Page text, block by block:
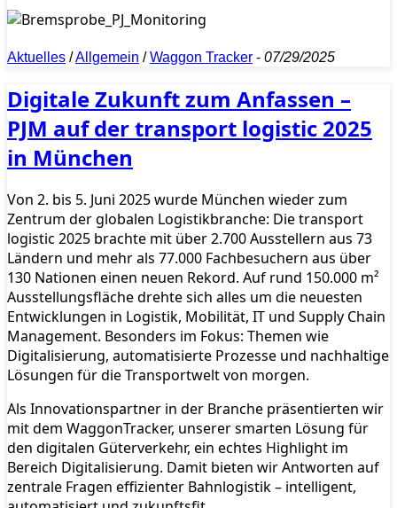
Aktuelles /Allgemein /Waggon Tracker - 07/29/2025
Digitale Zukunft zum Anfassen –
PJM auf der transport logistic 2025
in München
Von 2. bis 5. Juni 2025 wurde München wieder zum
Zentrum der globalen Logistikbranche: Die transport
logistic 2025 brachte mit über 2.700 Ausstellern aus 73
Ländern und mehr als 77.000 Fachbesuchern aus über
130 Nationen einen neuen Rekord. Auf rund 150.000 m²
Ausstellungsfläche drehte sich alles um die neuesten
Entwicklungen in Logistik, Mobilität, IT und Supply Chain
Management. Besonders im Fokus: Themen wie
Digitalisierung, automatisierte Prozesse und nachhaltige
Lösungen für die Transportwelt von morgen.
Als Innovationspartner in der Branche präsentierten wir
mit dem WaggonTracker, unserer smarten Lösung für
den digitalen Güterverkehr, ein echtes Highlight im
Bereich Digitalisierung. Damit bieten wir Antworten auf
zentrale Fragen effizienter Bahnlogistik – intelligent,